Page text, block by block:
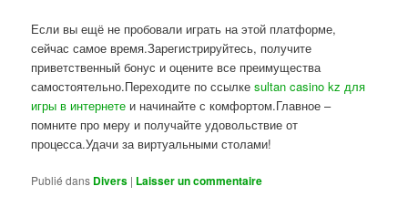
Если вы ещё не пробовали играть на этой платформе,
сейчас самое время.Зарегистрируйтесь, получите
приветственный бонус и оцените все преимущества
самостоятельно.Переходите по ссылкеsultan casino kz для
игры в интернете и начинайте с комфортом.Главное –
помните про меру и получайте удовольствие от
процесса.Удачи за виртуальными столами!
Publié dans Divers | Laisser un commentaire